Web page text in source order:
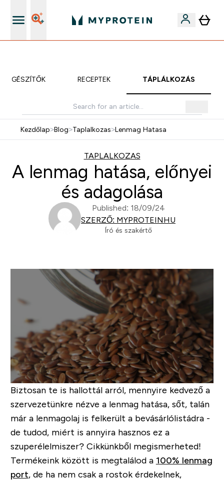
KIEGÉSZÍTŐK RECEPTEK TÁPLÁLKOZÁS
Kezdőlap>Blog>Taplalkozas>Lenmag Hatasa
TAPLALKOZAS
A lenmag hatása, előnyei
és adagolása
Published: 18/09/24
SZERZŐ: MYPROTEINHU
Író és szakértő
Biztosan te is hallottál arról, mennyire kedvező a
szervezetünkre nézve a lenmag hatása, sőt, talán
már a lenmagolaj is felkerült a bevásárlólistádra -
de tudod, miért is annyira hasznos ez a
szuperélelmiszer? Cikkünkből megismerheted!
Termékeink között is megtalálod a 100% lenmag
port, de ha nem csak a rostok érdekelnek,